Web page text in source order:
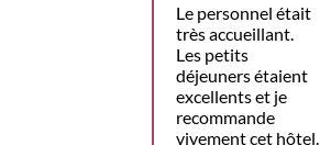
Le personnel était
très accueillant.
Les petits
déjeuners étaient
excellents et je
recommande
vivement cet hôtel.